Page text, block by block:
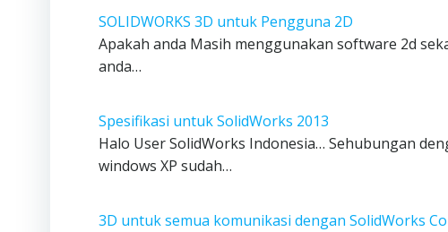
SOLIDWORKS 3D untuk Pengguna 2D
Apakah anda Masih menggunakan software 2d
anda…
Spesifikasi untuk SolidWorks 2013
Halo User SolidWorks Indonesia… Sehubungan
windows XP sudah…
3D untuk semua komunikasi dengan SolidWorks